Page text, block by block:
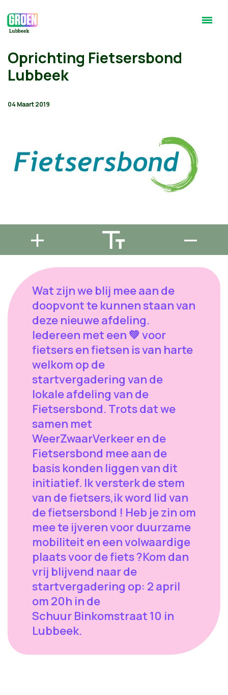
Oprichting Fietsersbond
Lubbeek
04 Maart 2019
Wat zijn we blij mee aan de
doopvont te kunnen staan van
deze nieuwe afdeling.
Iedereen met een 💚 voor
fietsers en fietsen is van harte
welkom op de
startvergadering van de
lokale afdeling van de
Fietsersbond. Trots dat we
samen met
WeerZwaarVerkeer en de
Fietsersbond mee aan de
basis konden liggen van dit
initiatief. Ik versterk de stem
van de fietsers,ik word lid van
de fietsersbond ! Heb je zin om
mee te ijveren voor duurzame
mobiliteit en een volwaardige
plaats voor de fiets ?Kom dan
vrij blijvend naar de
startvergadering op: 2 april
om 20h in de
Schuur Binkomstraat 10 in
Lubbeek.